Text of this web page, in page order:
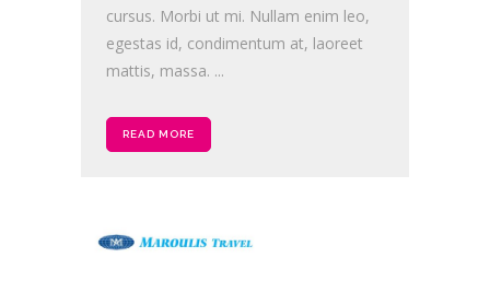
cursus. Morbi ut mi. Nullam enim leo,
egestas id, condimentum at, laoreet
mattis, massa. ...
READ MORE